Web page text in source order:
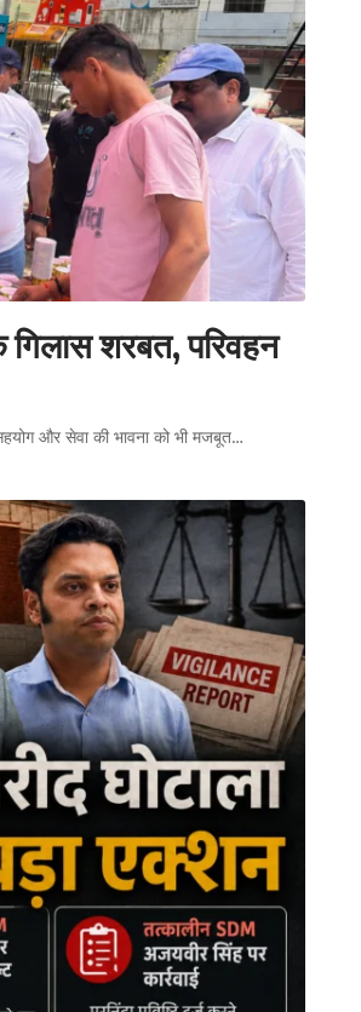
गिलास शरबत, परिवहन
और सेवा की भावना को भी मजबूत…